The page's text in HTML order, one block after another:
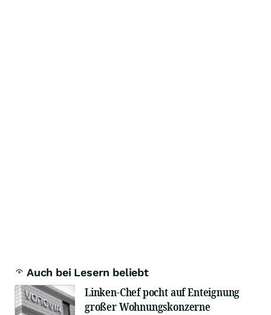
Auch bei Lesern beliebt
Linken-Chef pocht auf Enteignung
großer Wohnungskonzerne